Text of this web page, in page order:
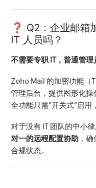
❓ Q2：企业邮箱
IT 人员吗？
不需要专职 IT，普通管理
Zoho Mail 的加密功能（
管理后台，提供图形化
全功能只需"开关式"启用
对于没有 IT 团队的中小
对一的远程配置协助 ，
合规状态。